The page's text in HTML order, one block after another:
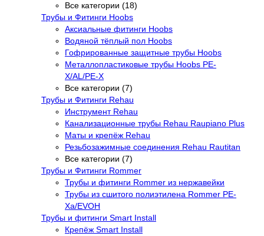
Все категории (18)
Трубы и Фитинги Hoobs
Аксиальные фитинги Hoobs
Водяной тёплый пол Hoobs
Гофрированные защитные трубы Hoobs
Металлопластиковые трубы Hoobs PE-
X/AL/PE-X
Все категории (7)
Трубы и Фитинги Rehau
Инструмент Rehau
Канализационные трубы Rehau Raupiano Plus
Маты и крепёж Rehau
Резьбозажимные соединения Rehau Rautitan
Все категории (7)
Трубы и Фитинги Rommer
Трубы и фитинги Rommer из нержавейки
Трубы из сшитого полиэтилена Rommer PE-
Xa/EVOH
Трубы и фитинги Smart Install
Крепёж Smart Install